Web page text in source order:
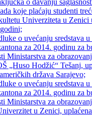
koje plaćaju studenti
Univerziteta u Zenici
o uvećanju sredstava
za 2014. godinu za
Ministarstva za
„Huso Hodžić“ Tešanj,
država Sarajevo;
o uvećanju sredstava
za 2014. godinu za
Ministarstva za
u Zenici,